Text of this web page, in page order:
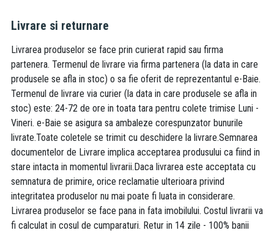
Livrare si returnare
Livrarea produselor se face prin curierat rapid sau firma
partenera. Termenul de livrare via firma partenera (la data in care
produsele se afla in stoc) o sa fie oferit de reprezentantul e-Baie.
Termenul de livrare via curier (la data in care produsele se afla in
stoc) este: 24-72 de ore in toata tara pentru colete trimise Luni -
Vineri. e-Baie se asigura sa ambaleze corespunzator bunurile
livrate.Toate coletele se trimit cu deschidere la livrare.Semnarea
documentelor de Livrare implica acceptarea produsului ca fiind in
stare intacta in momentul livrarii.Daca livrarea este acceptata cu
semnatura de primire, orice reclamatie ulterioara privind
integritatea produselor nu mai poate fi luata in considerare.
Livrarea produselor se face pana in fata imobilului. Costul livrarii va
fi calculat in cosul de cumparaturi. Retur in 14 zile - 100% banii